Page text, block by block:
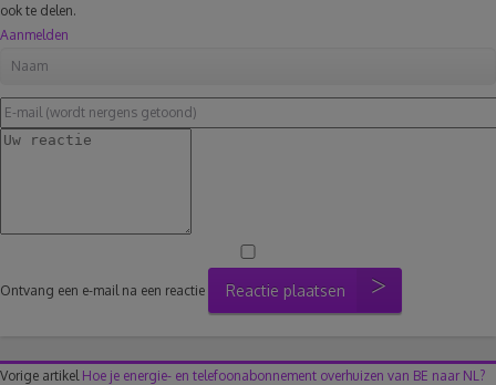
ook te delen.
Aanmelden
Ontvang een e-mail na een reactie Reactie plaatsen
Vorige artikel Hoe je energie- en telefoonabonnement overhuizen van BE naar NL?